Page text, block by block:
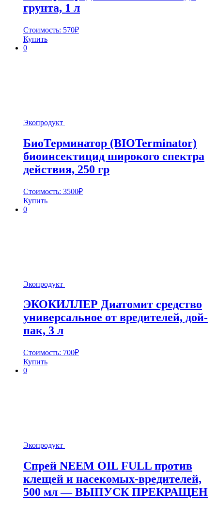
грунта, 1 л
Стоимость: 570₽
Купить
0
Экопродукт
БиоТерминатор (BIOTerminator)
биоинсектицид широкого спектра
действия, 250 гр
Стоимость: 3500₽
Купить
0
Экопродукт
ЭКОКИЛЛЕР Диатомит средство
универсальное от вредителей, дой-
пак, 3 л
Стоимость: 700₽
Купить
0
Экопродукт
Спрей NEEM OIL FULL против
клещей и насекомых-вредителей,
500 мл — ВЫПУСК ПРЕКРАЩЕН